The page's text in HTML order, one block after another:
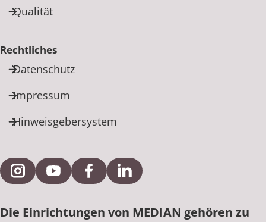
Qualität
Rechtliches
Datenschutz
Impressum
Hinweisgebersystem
Externe Verlinkung zu Instagram
Externe Verlinkung zu YouTube
Externe Verlinkung zu Facebook
Externe Verlinkung zu
Die Einrichtungen von MEDIAN gehören zu